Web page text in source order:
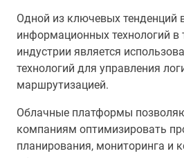
Одной из ключевых тенденций
информационных технологий в
индустрии является
технологий для управления
маршрутизацией.
Облачные платформы
компаниям оптимизировать
планирования, мониторинга и